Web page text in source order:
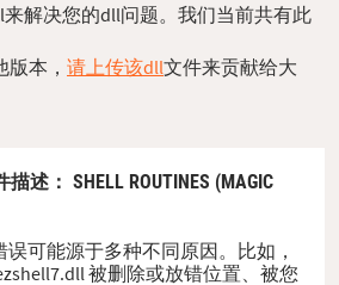
解决您的dll问题。我们当前共有此
本， 请上传该dll文件来贡献给大
描述 ： SHELL ROUTINES (MAGIC
误可能源于多种不同原因。比如，
被删除或放错位置、被您